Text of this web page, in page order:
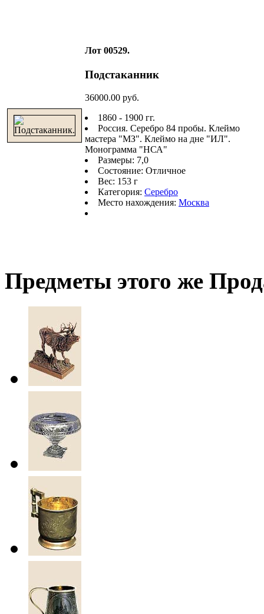
Лот 00529.
Подстаканник
36000.00 руб.
1860 - 1900 гг.
Россия. Серебро 84 пробы. Клеймо
мастера "МЗ". Клеймо на дне "ИЛ".
Монограмма "НСА"
Размеры: 7,0
Состояние: Отличное
Вес: 153 г
Категория: Серебро
Место нахождения: Москва
Предметы этого же